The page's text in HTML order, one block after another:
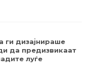
ги дизајнираше
да предизвикаат
луѓе